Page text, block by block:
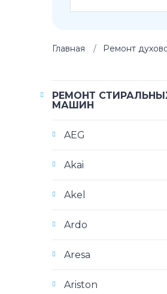
Главная Ремонт
РЕМОНТ
МАШИН
AEG
Akai
Akel
Ardo
Aresa
Ariston